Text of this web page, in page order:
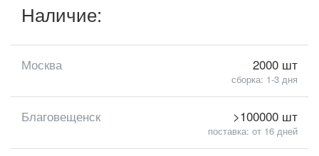
Наличие:
Москва 2000 шт
сборка: 1-3 дня
Благовещенск >100000 шт
поставка: от 16 дней